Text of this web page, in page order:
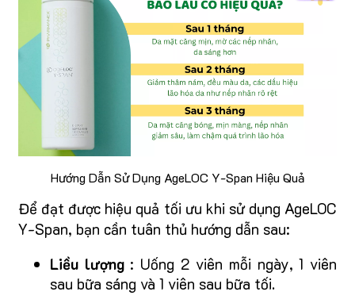
Hướng Dẫn Sử Dụng AgeLOC Y-Span Hiệu Quả
Để đạt được hiệu quả tối ưu khi sử dụng AgeLOC
Y-Span, bạn cần tuân thủ hướng dẫn sau:
Liều lượng : Uống 2 viên mỗi ngày, 1 viên
sau bữa sáng và 1 viên sau bữa tối.